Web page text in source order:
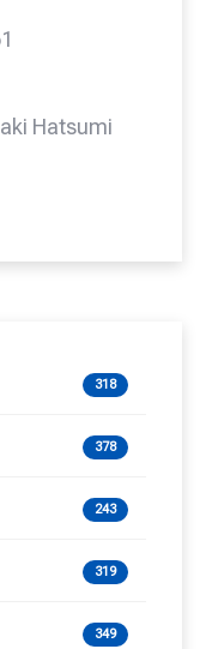
Hatsumi
318
378
243
319
349